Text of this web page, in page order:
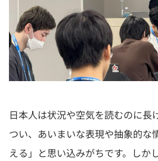
日本人は状況や空気を読むのに長
つい、あいまいな表現や抽象的な
える」と思い込みがちです。しか